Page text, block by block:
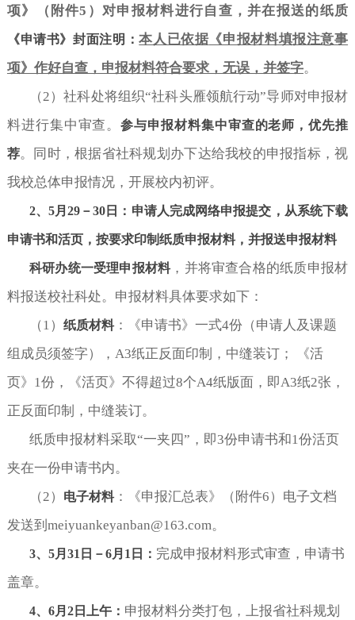
项》（附件5）对申报材料进行自查，并在报送的纸质
《申请书》封面注明：本人已依据 《申报材料填报注意事
项》作好自查，申报材料符合要求，无误，并签字。
（2）社科处将组织“社科头雁领航行动”导师对申报材
料进行集中审查。参与申报材料集中审查的老师，优先推
荐。同时，根据省社科规划办下达给我校的申报指标，视
我校总体申报情况，开展校内初评。
2、5月29－30日：申请人完成网络申报提交，从系统下载
申请书和活页，按要求印制纸质申报材料，并报送申报材料
科研办统一受理申报材料，并将审查合格的纸质申报材
料报送校社科处。 申报材料具体要求如下：
（1 ） 纸质材料： 《申请书》一式4份（申请人及课题
组成员须签字）， A3纸正反面印制，中缝装订； 《活
页》1份，《活页》不得超过8个A4纸版面，即A3纸2张，
正反面印制，中缝装订。
纸质申报材料采取“一夹四”，即3份申请书和1份活页
夹在一份申请书内。
（2 ） 电子材料： 《申报汇总表》（附件6）电子文档
发送到 meiyuankeyanban@163.com。
3、5月31日－6月1日： 完成申报材料形式审查，申请书
盖章。
4、6月2日上午： 申报材料分类打包，上报省社科规划